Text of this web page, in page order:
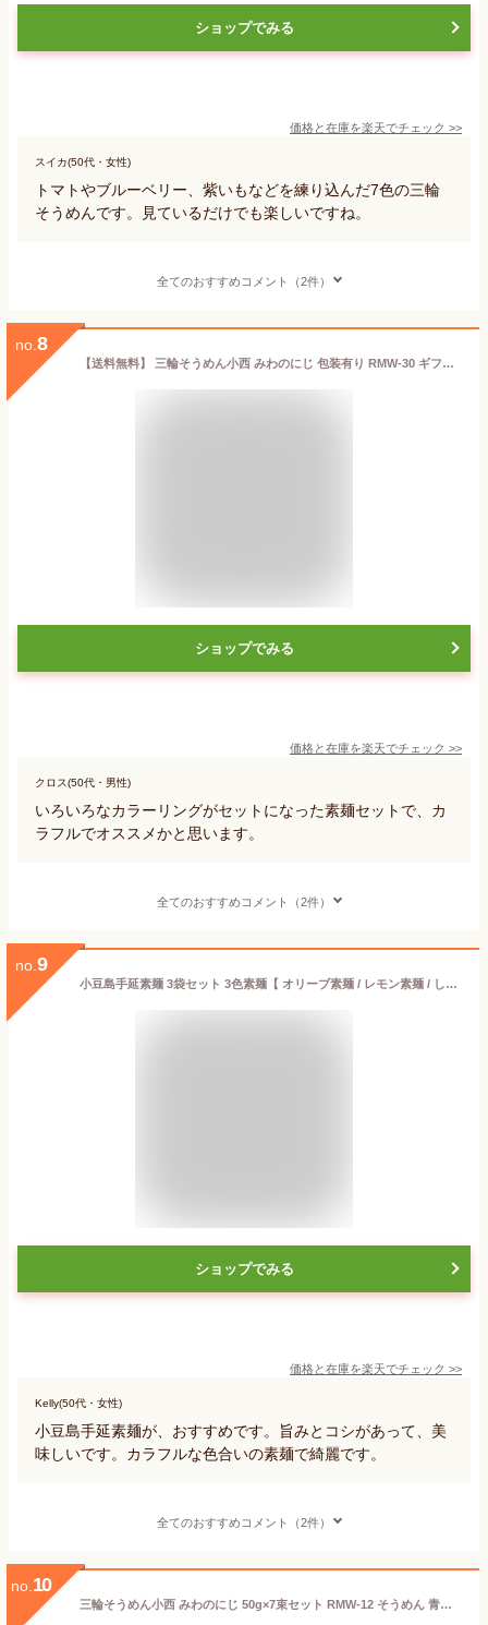
ショップでみる
価格と在庫を楽天でチェック >>
スイカ(50代・女性)
トマトやブルーベリー、紫いもなどを練り込んだ7色の三輪
そうめんです。見ているだけでも楽しいですね。
全てのおすすめコメント（2件）
no. 8
【送料無料】 三輪そうめん小西 みわのにじ 包装有り RMW-30 ギフト そうめん 七色 虹色 変わり素麺 みわそうめん カラーそうめん
ショップでみる
価格と在庫を楽天でチェック >>
クロス(50代・男性)
いろいろなカラーリングがセットになった素麺セットで、カ
ラフルでオススメかと思います。
全てのおすすめコメント（2件）
no. 9
小豆島手延素麺 3袋セット 3色素麺【 オリーブ素麺 / レモン素麺 / しそ素麺 】各1袋メール便 送料無料 小豆島素麺 素麺 小豆島そうめん そうめん 味比べ 小豆島 島の光 小豆島直送 日本三大素麺 高級 ギフト OLIVE ISLAND オリーブアイランド
ショップでみる
価格と在庫を楽天でチェック >>
Kelly(50代・女性)
小豆島手延素麺が、おすすめです。旨みとコシがあって、美
味しいです。カラフルな色合いの素麺で綺麗です。
全てのおすすめコメント（2件）
no. 10
三輪そうめん小西 みわのにじ 50g×7束セット RMW-12 そうめん 青しそ 紅しそ 紫いも しょうが ブルーベリー トマト よもぎ